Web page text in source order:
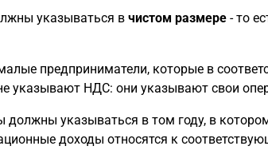
указываться в чистом размере- то
предприниматели, которые в
указывают НДС: они указывают свои
должны указываться в том году, в
доходы относятся к